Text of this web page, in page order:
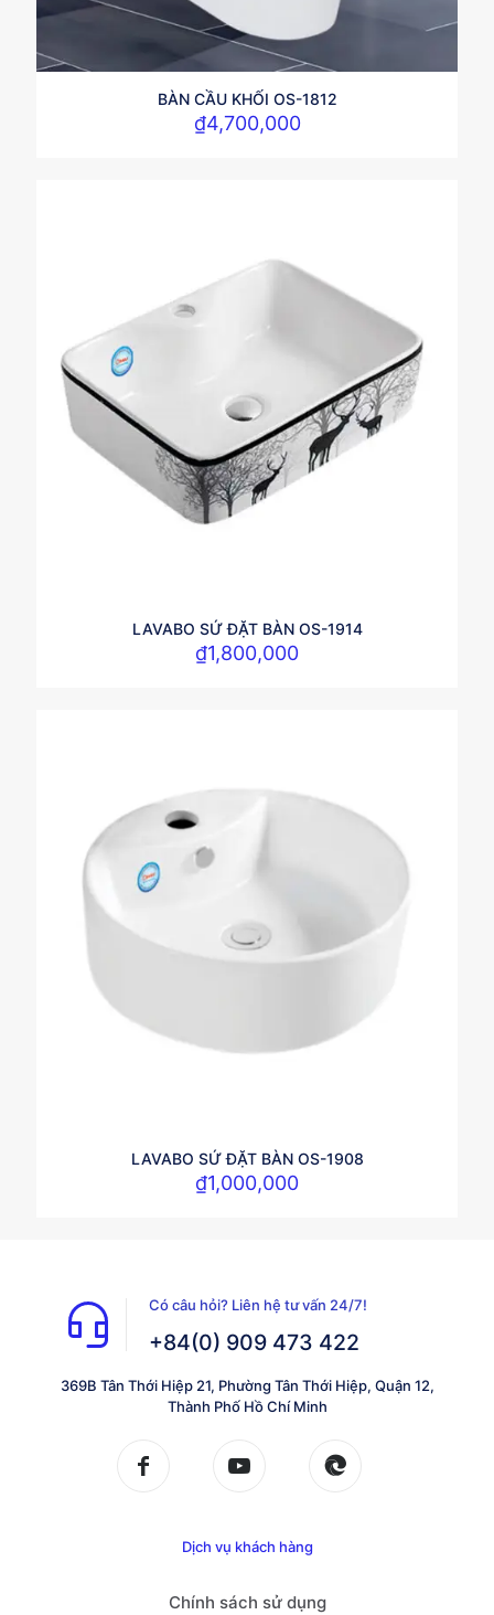
BÀN CẦU KHỐI OS-1812
₫4,700,000
LAVABO SỨ ĐẶT BÀN OS-1914
₫1,800,000
LAVABO SỨ ĐẶT BÀN OS-1908
₫1,000,000
Có câu hỏi? Liên hệ tư vấn 24/7!
+84(0) 909 473 422
369B Tân Thới Hiệp 21, Phường Tân Thới Hiệp, Quận 12,
Thành Phố Hồ Chí Minh
Dịch vụ khách hàng
Chính sách sử dụng